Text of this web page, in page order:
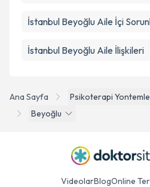
Ana Sayfa Psikoterapi
Beyoğlu
İstanbul Beyoğlu Aile İçi
İstanbul Beyoğlu Aile İlişkileri
VideolarBlogOnline